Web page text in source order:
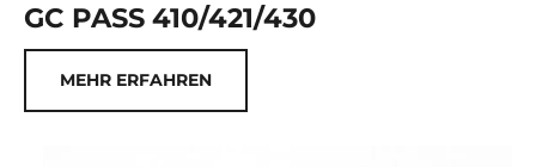
GC PASS 410/421/430
MEHR ERFAHREN